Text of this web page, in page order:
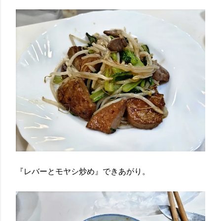
『レバーとモヤシ炒め』できあがり。